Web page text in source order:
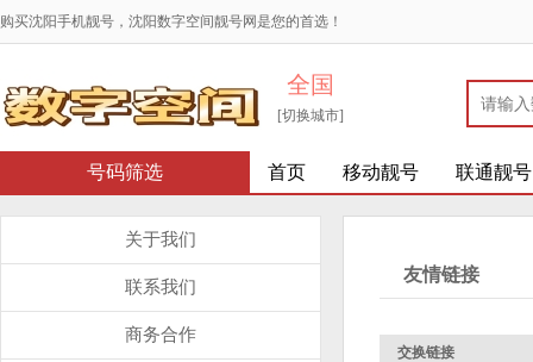
购买沈阳手机靓号，沈阳数字空间靓号网是您的首选！
全国
[切换城市]
号码筛选 首页 移动靓号 联通靓号
关于我们
联系我们
商务合作
友情链接
交换链接